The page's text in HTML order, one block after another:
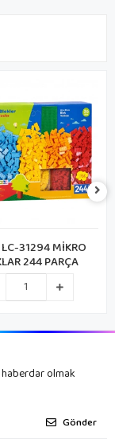
CAMAG-1402 CA
MAGNETIC 72
PARÇA
olmak
Gönder